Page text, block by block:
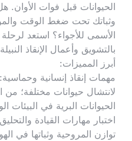
الحيوانات قبل فوات
وثباتك تحت ضغط الوقت
الأسمى للأجواء؟ استعد
بالتشويق وأعمال الإنقاذ
أبرز المميزات:
مهمات إنقاذ إنسانية
لانتشال حيوانات مختلفة؛ من
الحيوانات البرية في البيئات
اختبار مهارات القيادة
توازن المروحية وثباتها في